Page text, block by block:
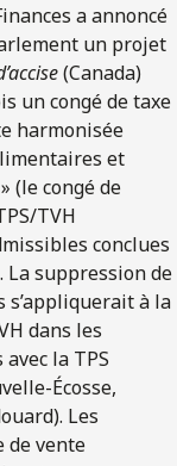
a annoncé
un projet
(Canada)
un congé de taxe
harmonisée
et
(le congé de
TVH
conclues
La suppression de
s’appliquerait à la
dans les
la TPS
Écosse,
Les
de vente